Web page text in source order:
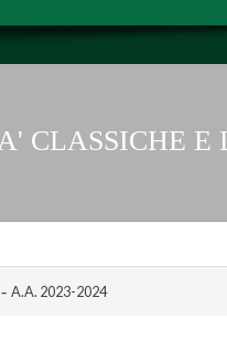
CLASSICHE E
A.A. 2023-2024